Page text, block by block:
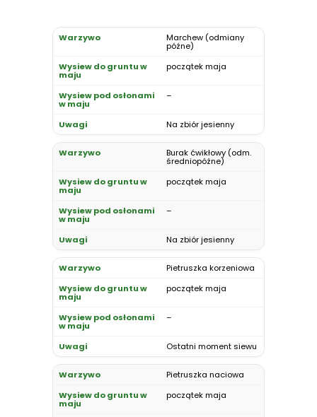
Marchew (odmiany
późne)
początek maja
–
Na zbiór jesienny
Burak ćwikłowy (odm.
średniopóźne)
początek maja
–
Na zbiór jesienny
Pietruszka korzeniowa
początek maja
–
Ostatni moment siewu
Pietruszka naciowa
początek maja